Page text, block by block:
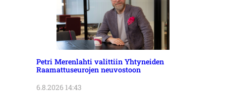
Petri Merenlahti valittiin Yhtyneiden
Raamattuseurojen neuvostoon
6.8.2026 14:43